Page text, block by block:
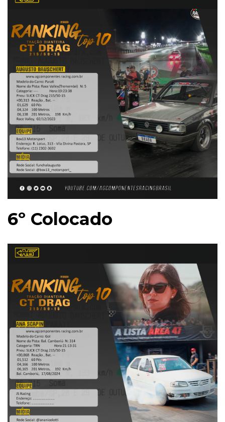
6º Colocado